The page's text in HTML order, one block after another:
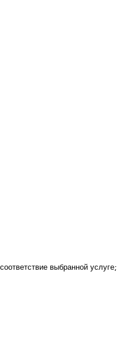
соответствие выбранной услуге;